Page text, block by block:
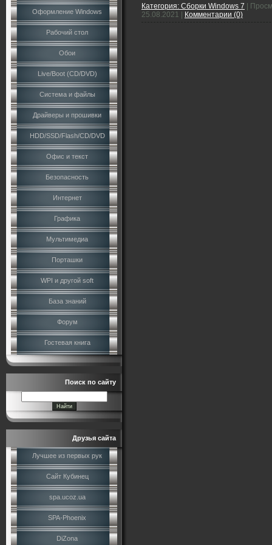
Оформление Windows
Рабочий стол
Обои
Live/Boot (CD/DVD)
Система и файлы
Драйверы и прошивки
HDD/SSD/Flash/CD/DVD
Офис и текст
Безопасность
Интернет
Графика
Мультимедиа
Порташки
WPI и другой soft
База знаний
Форум
Гостевая книга
Поиск по сайту
Друзья сайта
Лучшее из первых рук
Сайт Кубинец
spa.ucoz.ua
SPA-Phoenix
DiZona
Категория: Сборки Windows 7
25.08.2021
Комментарии (0)